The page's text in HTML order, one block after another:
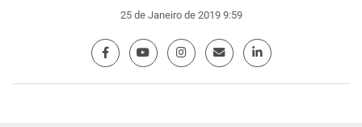
25 de Janeiro de 2019 9:59